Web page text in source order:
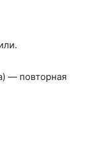
— повторная